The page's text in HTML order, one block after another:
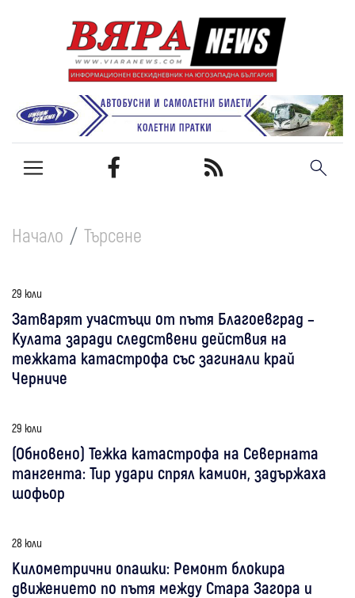
Начало Търсене
29 юли
Затварят участъци от пътя Благоевград –
Кулата заради следствени действия на
тежката катастрофа със загинали край
Черниче
29 юли
(Обновено) Тежка катастрофа на Северната
тангента: Тир удари спрял камион, задържаха
шофьор
28 юли
Километрични опашки: Ремонт блокира
движението по пътя между Стара Загора и